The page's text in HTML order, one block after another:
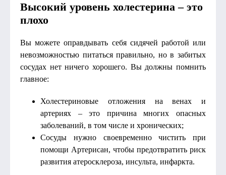
Высокий уровень холестерина – это
плохо
Вы можете оправдывать себя сидячей работой или
невозможностью питаться правильно, но в забитых
сосудах нет ничего хорошего. Вы должны помнить
главное:
Холестериновые отложения на венах и
артериях – это причина многих опасных
заболеваний, в том числе и хронических;
Сосуды нужно своевременно чистить при
помощи Артерисан, чтобы предотвратить риск
развития атеросклероза, инсульта, инфаркта.